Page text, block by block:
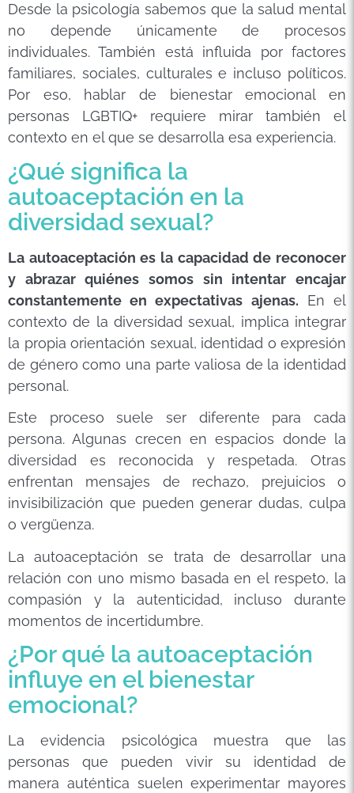
Desde la psicología sabemos que la salud mental
no depende únicamente de procesos
individuales. También está influida por factores
familiares, sociales, culturales e incluso políticos.
Por eso, hablar de bienestar emocional en
personas LGBTIQ+ requiere mirar también el
contexto en el que se desarrolla esa experiencia.
¿Qué significa la
autoaceptación en la
diversidad sexual?
La autoaceptación es la capacidad de reconocer
y abrazar quiénes somos sin intentar encajar
constantemente en expectativas ajenas. En el
contexto de la diversidad sexual, implica integrar
la propia orientación sexual, identidad o expresión
de género como una parte valiosa de la identidad
personal.
Este proceso suele ser diferente para cada
persona. Algunas crecen en espacios donde la
diversidad es reconocida y respetada. Otras
enfrentan mensajes de rechazo, prejuicios o
invisibilización que pueden generar dudas, culpa
o vergüenza.
La autoaceptación se trata de desarrollar una
relación con uno mismo basada en el respeto, la
compasión y la autenticidad, incluso durante
momentos de incertidumbre.
¿Por qué la autoaceptación
influye en el bienestar
emocional?
La evidencia psicológica muestra que las
personas que pueden vivir su identidad de
manera auténtica suelen experimentar mayores